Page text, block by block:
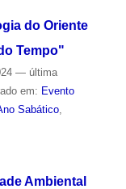
do Oriente
Tempo"
— última
em: Evento
Sabático,
Ambiental